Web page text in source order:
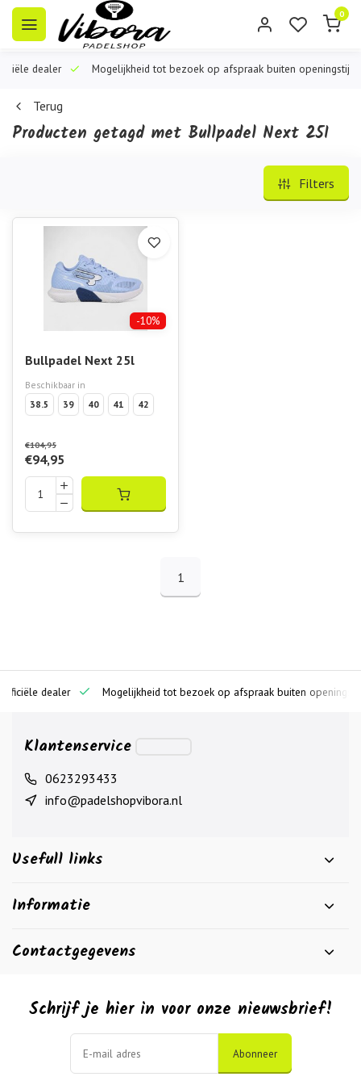
0
dealer Mogelijkheid tot bezoek op afspraak buiten openingstijden
Terug
Producten getagd met Bullpadel Next 25I
Filters
-10%
Bullpadel Next 25l
Beschikbaar in
38.5
39 40 41 42
€104,95
€94,95
1
dealer Mogelijkheid tot bezoek op afspraak buiten openingstijden
Klantenservice
0623293433
info@padelshopvibora.nl
Usefull links
Informatie
Contactgegevens
Schrijf je hier in voor onze nieuwsbrief!
Abonneer